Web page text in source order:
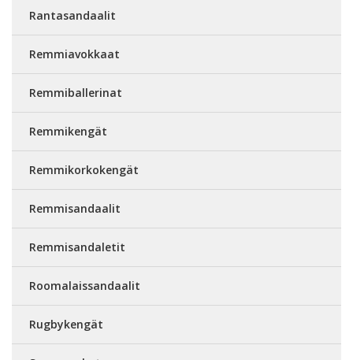
Rantasandaalit
Remmiavokkaat
Remmiballerinat
Remmikengät
Remmikorkokengät
Remmisandaalit
Remmisandaletit
Roomalaissandaalit
Rugbykengät